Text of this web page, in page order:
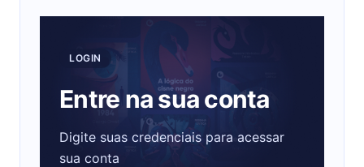
LOGIN
Entre na sua conta
Digite suas credenciais para acessar
sua conta